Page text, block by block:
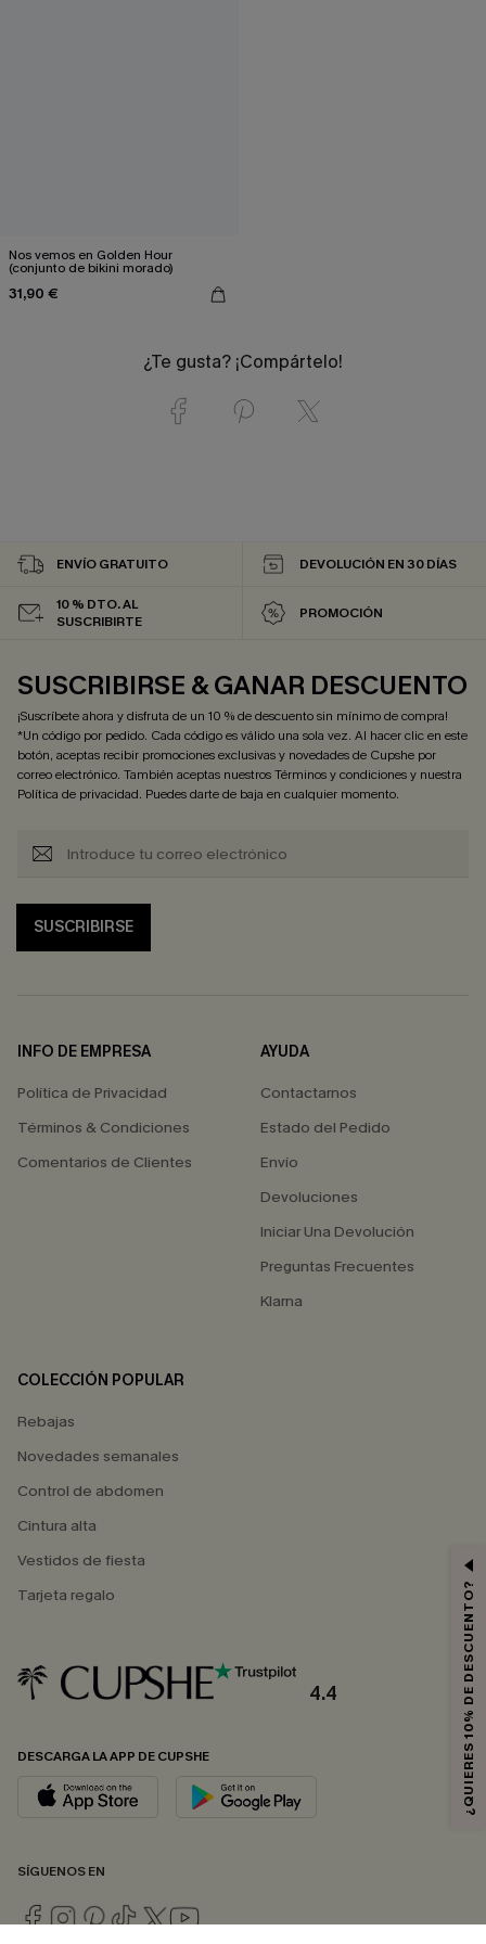
Nos vemos en Golden Hour
(conjunto de bikini morado)
31,90 €
¿Te gusta? ¡Compártelo!
ENVÍO GRATUITO DEVOLUCIÓN EN 30 DÍAS
10 % DTO. AL
SUSCRIBIRTE
PROMOCIÓN
SUSCRIBIRSE & GANAR DESCUENTO
¡Suscríbete ahora y disfruta de un 10 % de descuento sin mínimo de compra!
*Un código por pedido. Cada código es válido una sola vez. Al hacer clic en este
botón, aceptas recibir promociones exclusivas y novedades de Cupshe por
correo electrónico. También aceptas nuestrosTérminos y condicionesy nuestra
Política de privacidad. Puedes darte de baja en cualquier momento.
SUSCRIBIRSE
INFO DE EMPRESA
Política de Privacidad
Términos & Condiciones
Comentarios de Clientes
AYUDA
Contactarnos
Estado del Pedido
Envío
Devoluciones
Iniciar Una Devolución
Preguntas Frecuentes
Klarna
COLECCIÓN POPULAR
Rebajas
Novedades semanales
Control de abdomen
Cintura alta
Vestidos de fiesta
Tarjeta regalo
4.4
DESCARGA LA APP DE CUPSHE
SÍGUENOS EN
¿QUIERES 10% DE DESCUENTO?